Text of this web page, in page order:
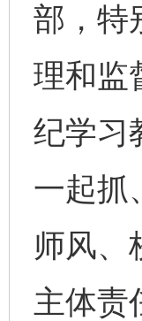
部，特
理和监
纪学习
一起抓
师风、
主体责